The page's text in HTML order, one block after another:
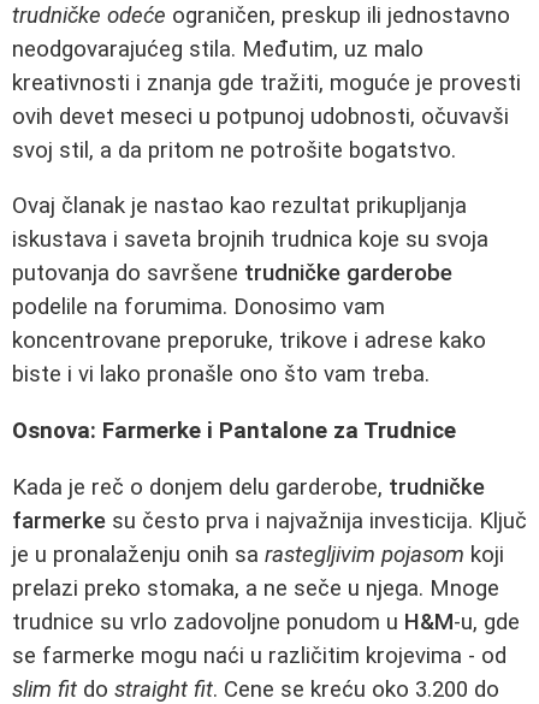
trudničke odeće ograničen, preskup ili jednostavno
neodgovarajućeg stila. Međutim, uz malo
kreativnosti i znanja gde tražiti, moguće je provesti
ovih devet meseci u potpunoj udobnosti, očuvavši
svoj stil, a da pritom ne potrošite bogatstvo.
Ovaj članak je nastao kao rezultat prikupljanja
iskustava i saveta brojnih trudnica koje su svoja
putovanja do savršene trudničke garderobe
podelile na forumima. Donosimo vam
koncentrovane preporuke, trikove i adrese kako
biste i vi lako pronašle ono što vam treba.
Osnova: Farmerke i Pantalone za Trudnice
Kada je reč o donjem delu garderobe, trudničke
farmerke su često prva i najvažnija investicija. Ključ
je u pronalaženju onih sa rastegljivim pojasom koji
prelazi preko stomaka, a ne seče u njega. Mnoge
trudnice su vrlo zadovoljne ponudom u H&M-u, gde
se farmerke mogu naći u različitim krojevima - od
slim fit do straight fit. Cene se kreću oko 3.200 do